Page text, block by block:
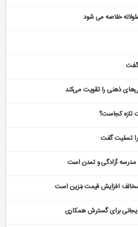
خلاصه می شود
گفت
تازه کجاست؟
را تسلیت گفت
و مدرسه آزادگی و تمدن است
مخالف افزایش قیمت بنزین است
برای گسترش همکاری